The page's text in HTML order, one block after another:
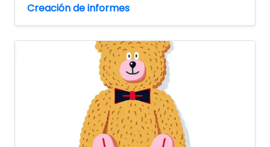
Creación de informes